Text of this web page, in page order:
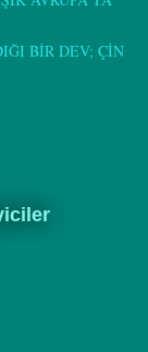
BİR DEV; ÇİN